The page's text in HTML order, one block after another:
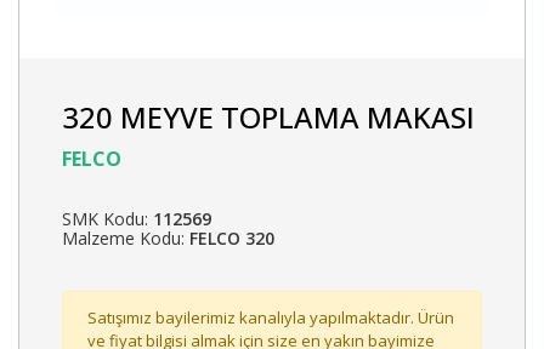
320 MEYVE TOPLAMA MAKASI
FELCO
SMK Kodu: 112569
Malzeme Kodu: FELCO 320
Satışımız bayilerimiz kanalıyla yapılmaktadır. Ürün
ve fiyat bilgisi almak için size en yakın bayimize